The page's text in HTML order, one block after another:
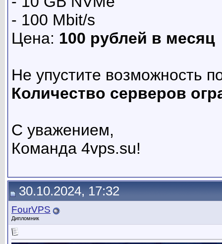
- 100 Mbit/s
Цена: 100 рублей в месяц
Не упустите возможность
Количество серверов
С уважением,
Команда 4vps.su!
30.10.2024, 17:32
FourVPS
Дипломник